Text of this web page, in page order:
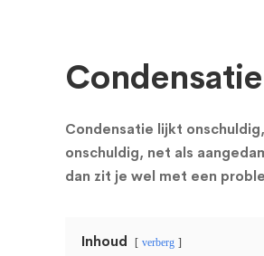
Condensatie lijkt
onschuldig, net als
dan zit je wel met een
Inhoud verberg